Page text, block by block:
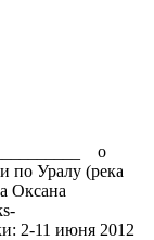
о
по Уралу (река
2-11 июня 2012